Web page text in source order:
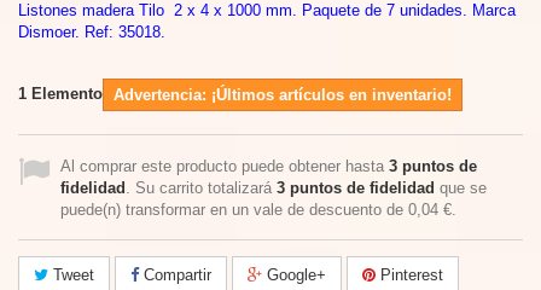
Listones madera Tilo 2 x 4 x 1000 mm. Paquete de 7 unidades. Marca
Dismoer. Ref: 35018.
1 Elemento Advertencia: ¡Últimos artículos en inventario!
Al comprar este producto puede obtener hasta 3 puntos de
fidelidad . Su carrito totalizará 3 puntos de fidelidad que se
puede(n) transformar en un vale de descuento de 0,04 €.
Tweet Compartir Google+ Pinterest